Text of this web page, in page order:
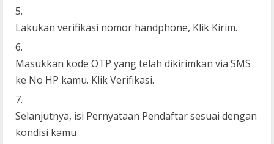
Lakukan verifikasi nomor handphone, Klik Kirim.
Masukkan kode OTP yang telah dikirimkan via SMS
ke No HP kamu. Klik Verifikasi.
Selanjutnya, isi Pernyataan Pendaftar sesuai dengan
kondisi kamu